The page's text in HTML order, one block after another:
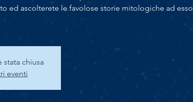
ed ascolterete le favolose storie mitologiche ad esso
stata chiusa
eventi